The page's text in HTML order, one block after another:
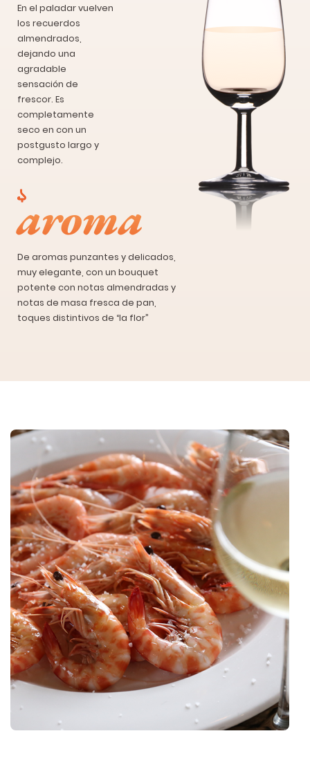
En el paladar vuelven
los recuerdos
almendrados,
dejando una
agradable
sensación de
frescor. Es
completamente
seco en con un
postgusto largo y
complejo.
aroma
De aromas punzantes y delicados,
muy elegante, con un bouquet
potente con notas almendradas y
notas de masa fresca de pan,
toques distintivos de “la flor”